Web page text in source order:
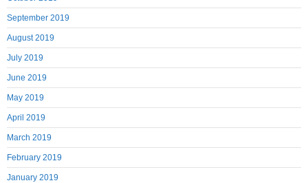
September 2019
August 2019
July 2019
June 2019
May 2019
April 2019
March 2019
February 2019
January 2019